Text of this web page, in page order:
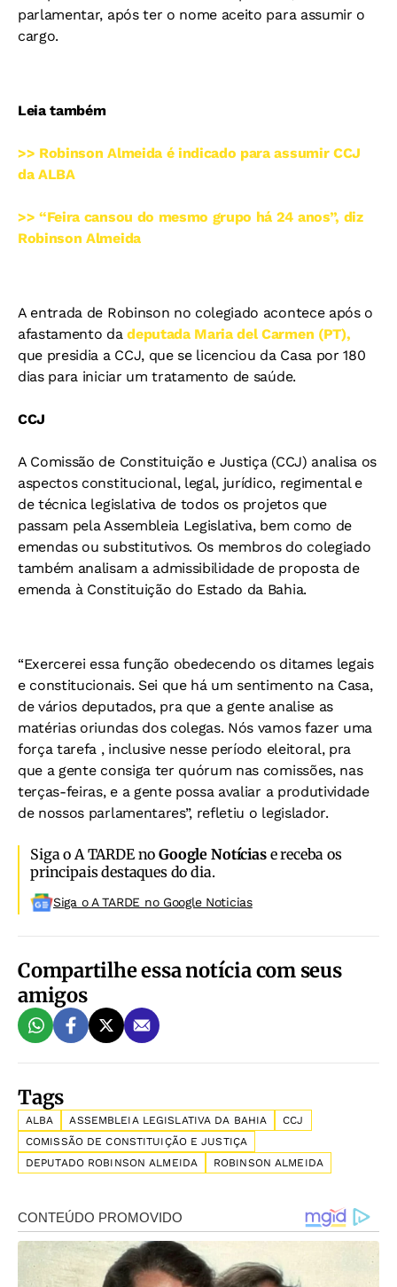
parlamentar, após ter o nome aceito para assumir o
cargo.
Leia também
>> Robinson Almeida é indicado para assumir CCJ
da ALBA
>> “Feira cansou do mesmo grupo há 24 anos”, diz
Robinson Almeida
A entrada de Robinson no colegiado acontece após o
afastamento dadeputada Maria del Carmen (PT),
que presidia a CCJ, que se licenciou da Casa por 180
dias para iniciar um tratamento de saúde.
CCJ
A Comissão de Constituição e Justiça (CCJ) analisa os
aspectos constitucional, legal, jurídico, regimental e
de técnica legislativa de todos os projetos que
passam pela Assembleia Legislativa, bem como de
emendas ou substitutivos. Os membros do colegiado
também analisam a admissibilidade de proposta de
emenda à Constituição do Estado da Bahia.
“Exercerei essa função obedecendo os ditames legais
e constitucionais. Sei que há um sentimento na Casa,
de vários deputados, pra que a gente analise as
matérias oriundas dos colegas. Nós vamos fazer uma
força tarefa , inclusive nesse período eleitoral, pra
que a gente consiga ter quórum nas comissões, nas
terças-feiras, e a gente possa avaliar a produtividade
de nossos parlamentares”, refletiu o legislador.
Siga o A TARDE noGoogle Notíciase receba os
principais destaques do dia.
Siga o A TARDE no Google Noticias
Compartilhe essa notícia com seus
amigos
Tags
ALBA ASSEMBLEIA LEGISLATIVA DA BAHIA
CCJ
COMISSÃO DE CONSTITUIÇÃO E JUSTIÇA
DEPUTADO ROBINSON ALMEIDA
ROBINSON ALMEIDA